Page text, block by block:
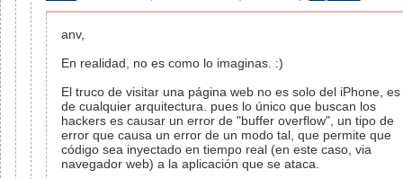
anv,
En realidad, no es como lo imaginas. :)
El truco de visitar una página web no es solo del iPhone, es
de cualquier arquitectura. pues lo único que buscan los
hackers es causar un error de "buffer overflow", un tipo de
error que causa un error de un modo tal, que permite que
código sea inyectado en tiempo real (en este caso, via
navegador web) a la aplicación que se ataca.